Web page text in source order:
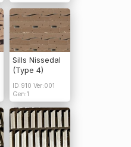
Sills Nissedal
(Type 4)
ID:910 Ver:001
Gen:1